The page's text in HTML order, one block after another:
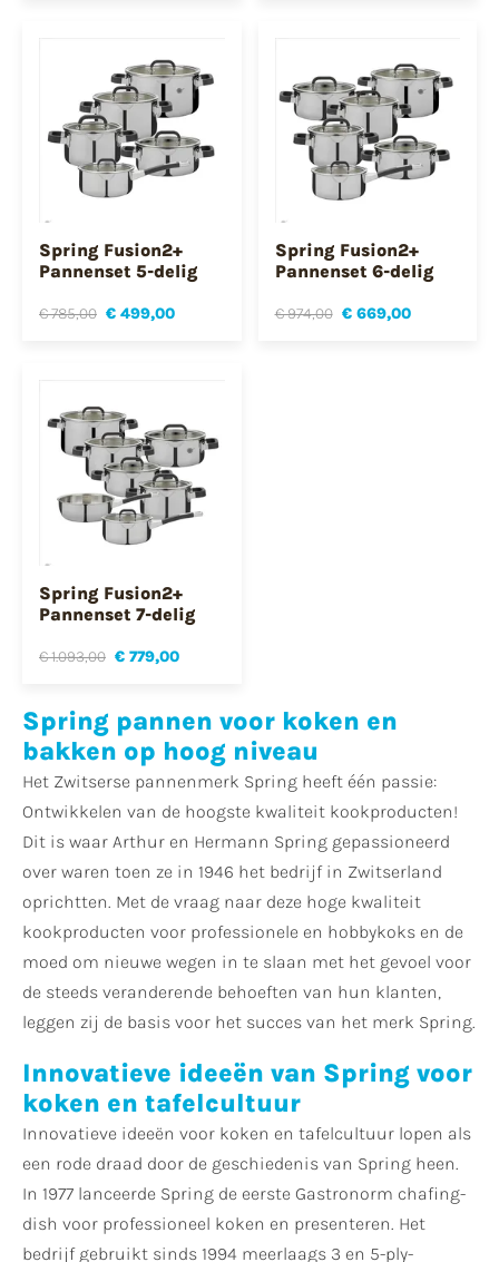
Spring Fusion2+
Pannenset 5-delig
€ 785,00 € 499,00
Spring Fusion2+
Pannenset 6-delig
€ 974,00 € 669,00
Spring Fusion2+
Pannenset 7-delig
€ 1.093,00 € 779,00
Spring pannen voor koken en
bakken op hoog niveau
Het Zwitserse pannenmerk Spring heeft één passie:
Ontwikkelen van de hoogste kwaliteit kookproducten!
Dit is waar Arthur en Hermann Spring gepassioneerd
over waren toen ze in 1946 het bedrijf in Zwitserland
oprichtten. Met de vraag naar deze hoge kwaliteit
kookproducten voor professionele en hobbykoks en de
moed om nieuwe wegen in te slaan met het gevoel voor
de steeds veranderende behoeften van hun klanten,
leggen zij de basis voor het succes van het merk Spring.
Innovatieve ideeën van Spring voor
koken en tafelcultuur
Innovatieve ideeën voor koken en tafelcultuur lopen als
een rode draad door de geschiedenis van Spring heen.
In 1977 lanceerde Spring de eerste Gastronorm chafing-
dish voor professioneel koken en presenteren. Het
bedrijf gebruikt sinds 1994 meerlaags 3 en 5-ply-